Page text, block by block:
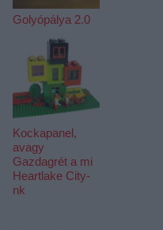
Golyópálya 2.0
Kockapanel,
avagy
Gazdagrét a mi
Heartlake City-
nk